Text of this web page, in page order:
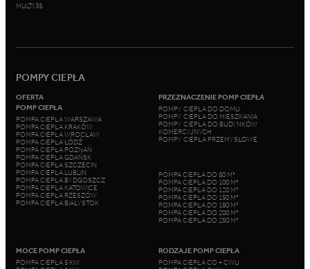
MULTI 3S
POMPY CIEPŁA
OFERTA
POMP CIEPŁA
POMPA CIEPŁA WARSZAWA
POMPA CIEPŁA KRAKÓW
POMPA CIEPŁA WROCŁAW
POMPA CIEPŁA ŁÓDŹ
POMPA CIEPŁA POZNAŃ
POMPA CIEPŁA GDAŃSK
POMPA CIEPŁA SZCZECIN
POMPA CIEPŁA LUBLIN
POMPA CIEPŁA BYDGOSZCZ
POMPA CIEPŁA KATOWICE
POMPA CIEPŁA RZESZÓW
POMPA CIEPŁA BIAŁYSTOK
PRZEZNACZENIE POMP CIEPŁA
POMPY CIEPŁA DO DOMU
POMPY CIEPŁA DO MIESZKANIA
POMPY CIEPŁA DO BUDYNKÓW
KOMERCYJNYCH
POMPY CIEPŁA PRZEMYSŁOWE
POMPA CIEPŁA DO 80 M²
POMPA CIEPŁA DO 100 M²
POMPA CIEPŁA DO 120 M²
POMPA CIEPŁA DO 150 M²
POMPA CIEPŁA DO 180 M²
POMPA CIEPŁA DO 200 M²
POMPA CIEPŁA DO 250 M²
MOCE POMP CIEPŁA
POMPA CIEPŁA 5 KW
RODZAJE POMP CIEPŁA
POMPA CIEPŁA CO + CWU